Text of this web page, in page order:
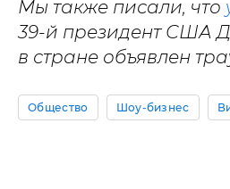
Мы также писали, что
39-й президент США
в стране объявлен
Общество Шоу-бизнес